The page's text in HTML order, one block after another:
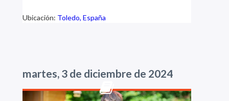
Ubicación: Toledo, España
martes, 3 de diciembre de 2024